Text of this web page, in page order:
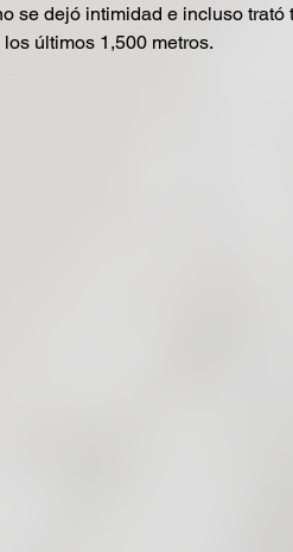
se dejó intimidad e incluso
últimos 1,500 metros.